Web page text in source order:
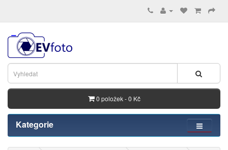
0 položek - 0 Kč
Kategorie